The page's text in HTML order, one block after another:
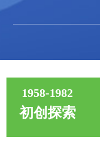
1958-1982
初创探索